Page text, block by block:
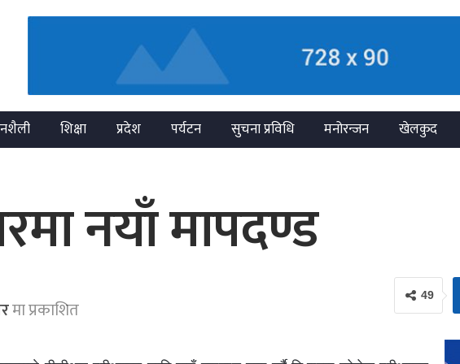
शिक्षा प्रदेश पर्यटन सुचना प्रविधि मनोरन्जन खेलकुद
नयाँ मापदण्ड
मा प्रकाशित
49